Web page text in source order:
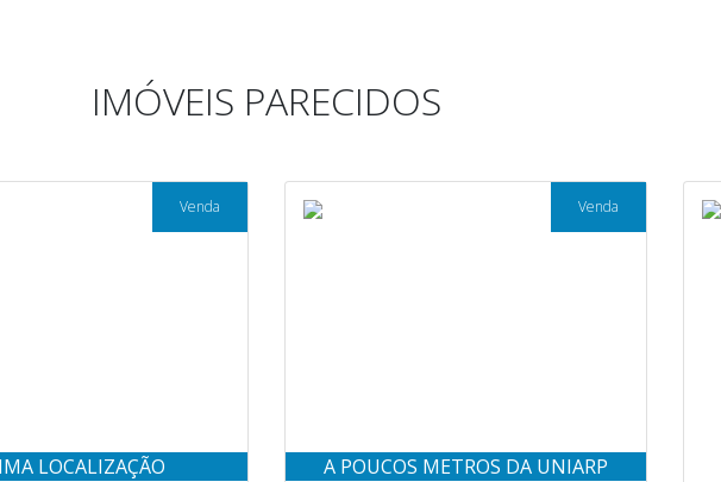
IMÓVEIS PARECIDOS
Venda
LOCALIZAÇÃO
Venda
A POUCOS METROS DA UNIARP